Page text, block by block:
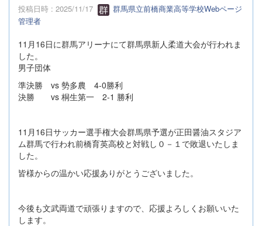
投稿日時 : 2025/11/17
群馬県立前橋商業高等学校Webページ
管理者
11月16日に群馬アリーナにて群馬県新人柔道大会が行われま
した。
男子団体
準決勝 vs 勢多農 4-0勝利
決勝 vs 桐生第一 2-1 勝利
11月16日サッカー選手権大会群馬県予選が正田醤油スタジア
ム群馬で行われ前橋育英高校と対戦し０－１で敗退いたしま
した。
皆様からの温かい応援ありがとうございました。
今後も文武両道で頑張りますので、応援よろしくお願いいた
します。